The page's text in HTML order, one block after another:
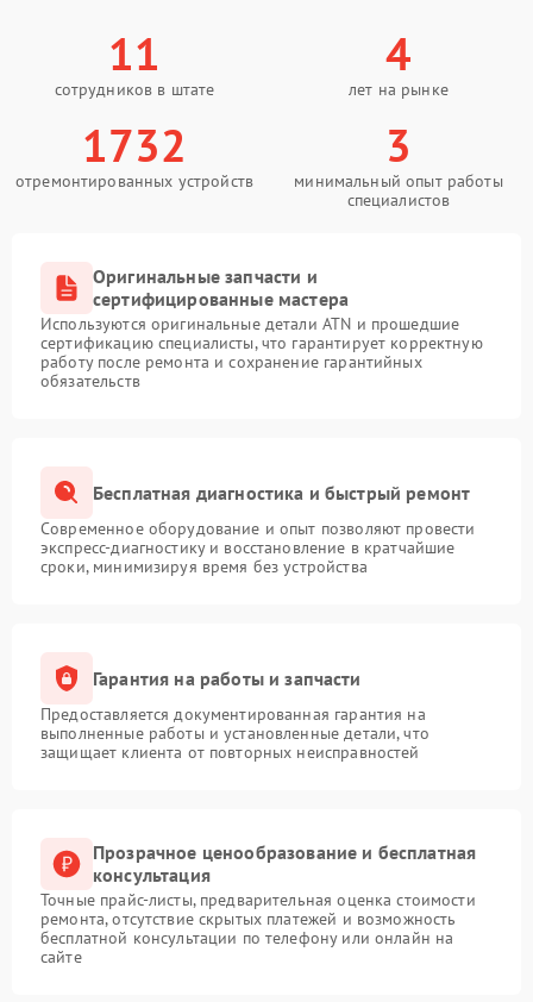
11
сотрудников в штате
4
лет на рынке
1732
отремонтированных устройств
3
минимальный опыт работы
специалистов
Оригинальные запчасти и
сертифицированные мастера
Используются оригинальные детали ATN и прошедшие
сертификацию специалисты, что гарантирует корректную
работу после ремонта и сохранение гарантийных
обязательств
Бесплатная диагностика и быстрый ремонт
Современное оборудование и опыт позволяют провести
экспресс-диагностику и восстановление в кратчайшие
сроки, минимизируя время без устройства
Гарантия на работы и запчасти
Предоставляется документированная гарантия на
выполненные работы и установленные детали, что
защищает клиента от повторных неисправностей
Прозрачное ценообразование и бесплатная
консультация
Точные прайс-листы, предварительная оценка стоимости
ремонта, отсутствие скрытых платежей и возможность
бесплатной консультации по телефону или онлайн на
сайте